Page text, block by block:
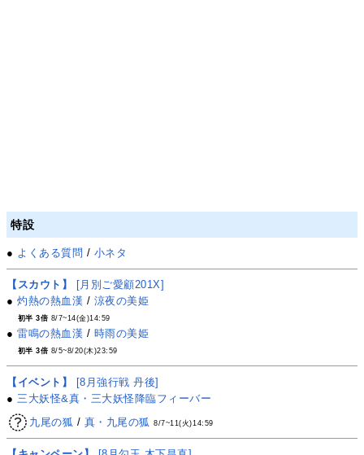
特設
● よくある質問 / 小ネタ
【スカウト】
[月別ご愛顧201X]
●灼熱の熱血漢 / 涼夜の美姫
初半 3倍 8/7~14(金)14:59
●雷鳴の熱血漢 / 時雨の美姫
初半 3倍 8/5~8/20(木)23:59
【イベント】
[8月強行戦 丹後]
● 三大妖怪&真・三大妖怪降臨フィーバー
九尾の狐 / 真・九尾の狐 8/7~11(火)14:59